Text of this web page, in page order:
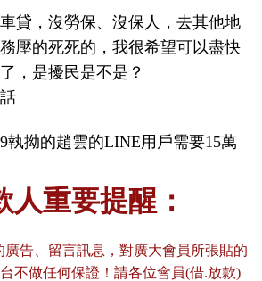
貸，沒勞保、沒保人，去其他地
壓的死死的，我很希望可以盡快
，是擾民是不是？
執拗的趙雲的LINE用戶需要15萬
人重要提醒：
廣告、留言訊息，對廣大會員所張貼的
不做任何保證！請各位會員(借.放款)